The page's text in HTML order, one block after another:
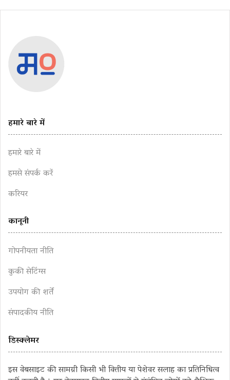
हमारे बारे में
हमारे बारे में
हमसे संपर्क करें
करियर
कानूनी
गोपनीयता नीति
कुकी सेटिंग्स
उपयोग की शर्तें
संपादकीय नीति
डिस्क्लेमर
इस वेबसाइट की सामग्री किसी भी वित्तीय या पेशेवर सलाह का प्रतिनिधित्व